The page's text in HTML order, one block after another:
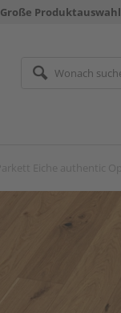
Große Produktauswahl